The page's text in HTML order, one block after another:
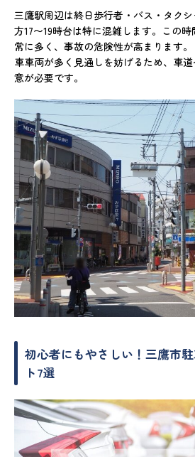
三鷹駅周辺は終日歩行者・バス・タク
方17〜19時台は特に混雑します。この
常に多く、事故の危険性が高まります
車車両が多く見通しを妨げるため、車
意が必要です。
初心者にもやさしい！三鷹市
ト7選